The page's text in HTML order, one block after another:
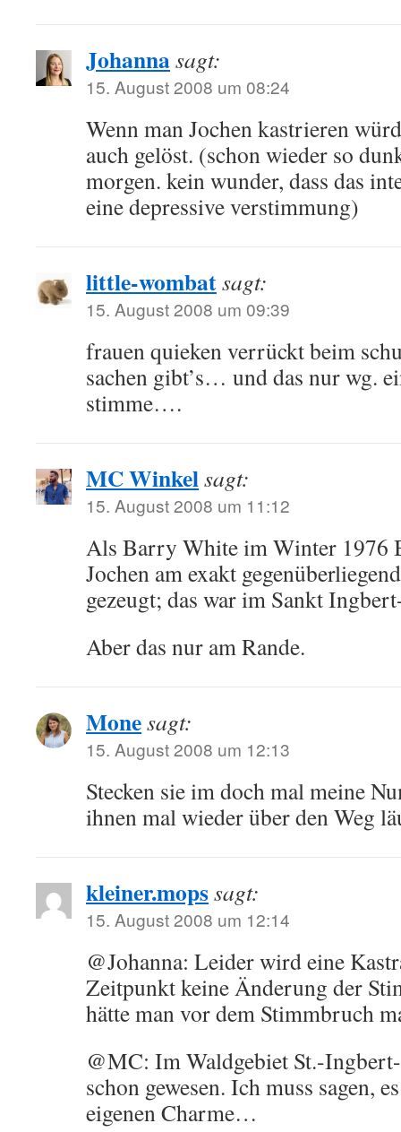
Johannasagt:
15. August 2008 um 08:24
Wenn man Jochen kastrieren
auch gelöst. (schon wieder so
morgen. kein wunder, dass das
eine depressive verstimmung)
little-wombatsagt:
15. August 2008 um 09:39
frauen quieken verrückt beim
sachen gibt’s… und das nur wg.
stimme….
MC Winkelsagt:
15. August 2008 um 11:12
Als Barry White im Winter 1976
Jochen am exakt
gezeugt; das war im Sankt
Aber das nur am Rande.
Monesagt:
15. August 2008 um 12:13
Stecken sie im doch mal meine
ihnen mal wieder über den Weg
kleiner.mopssagt:
15. August 2008 um 12:14
@Johanna: Leider wird eine
Zeitpunkt keine Änderung der
hätte man vor dem Stimmbruch
@MC: Im Waldgebiet St.-
schon gewesen. Ich muss sagen,
eigenen Charme…